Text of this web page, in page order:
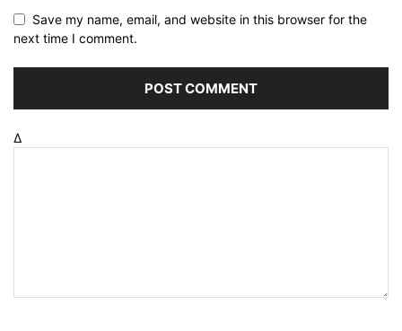
Save my name, email, and website in this browser for the
next time I comment.
Δ